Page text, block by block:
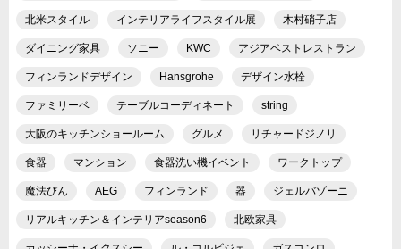
北米スタイル インテリアライフスタイル展 木村硝子店
ダイニング家具 ソニー KWC アジアベストレストラン
フィンランドデザイン Hansgrohe デザイン水栓
ファミリーベ テーブルコーディネート string
大阪のキッチンショールーム グルメ リチャードジノリ
食器 マンション 食器洗い機イベント ワークトップ
魔法びん AEG フィンランド 器 ジェルバゾーニ
リアルキッチン＆インテリアseason6 北欧家具